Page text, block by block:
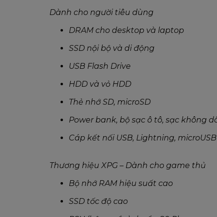
Dành cho người tiêu dùng
DRAM cho desktop và laptop
SSD nội bộ và di động
USB Flash Drive
HDD và vỏ HDD
Thẻ nhớ SD, microSD
Power bank, bộ sạc ô tô, sạc không
Cáp kết nối USB, Lightning, microUSB
Thương hiệu XPG – Dành cho game thủ
Bộ nhớ RAM hiệu suất cao
SSD tốc độ cao